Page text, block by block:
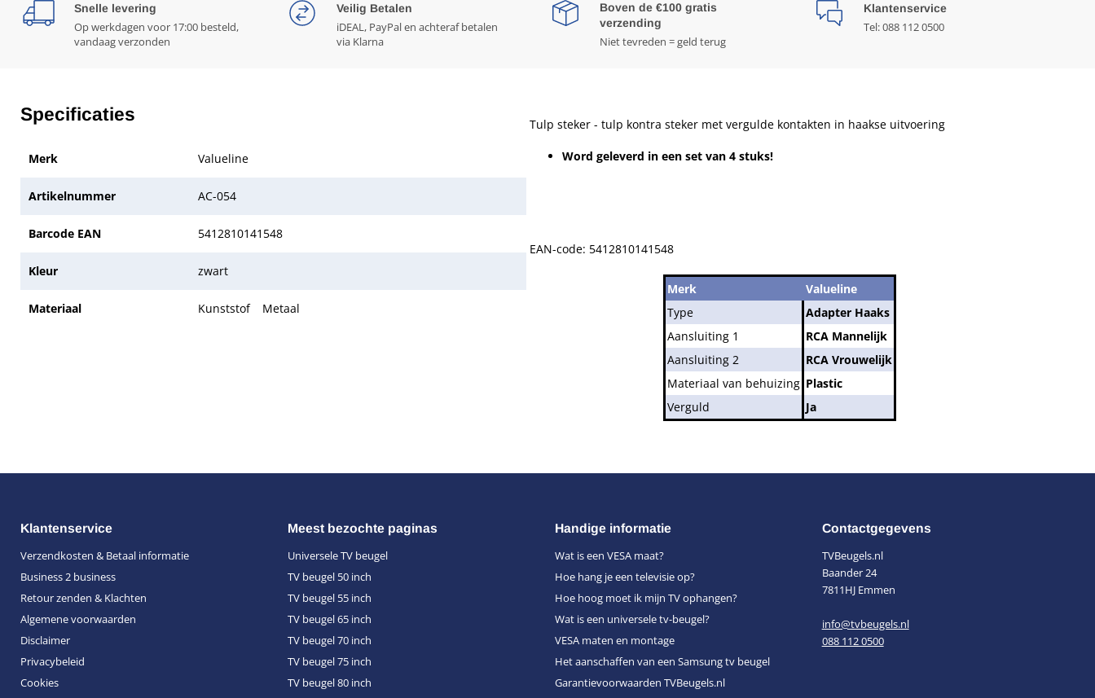
Snelle levering
Op werkdagen voor 17:00 besteld,
vandaag verzonden
Veilig Betalen
iDEAL, PayPal en achteraf betalen
via Klarna
Boven de €100 gratis
verzending
Niet tevreden = geld terug
Klantenservice
Tel: 088 112 0500
Specificaties
Merk Valueline
Artikelnummer AC-054
Barcode EAN 5412810141548
Kleur zwart
Materiaal Kunststof Metaal
Tulp steker - tulp kontra steker met vergulde kontakten in haakse uitvoering
Word geleverd in een set van 4 stuks!
EAN-code: 5412810141548
Merk
Valueline
Type
Adapter Haaks
Aansluiting 1
RCA Mannelijk
Aansluiting 2
RCA Vrouwelijk
Materiaal van behuizing Plastic
Verguld
Ja
Klantenservice
Verzendkosten & Betaal informatie
Business 2 business
Retour zenden & Klachten
Algemene voorwaarden
Disclaimer
Privacybeleid
Cookies
Meest bezochte paginas
Universele TV beugel
TV beugel 50 inch
TV beugel 55 inch
TV beugel 65 inch
TV beugel 70 inch
TV beugel 75 inch
TV beugel 80 inch
Handige informatie
Wat is een VESA maat?
Hoe hang je een televisie op?
Hoe hoog moet ik mijn TV ophangen?
Wat is een universele tv-beugel?
VESA maten en montage
Het aanschaffen van een Samsung tv beugel
Garantievoorwaarden TVBeugels.nl
Contactgegevens
TVBeugels.nl
Baander 24
7811HJ Emmen
info@tvbeugels.nl
088 112 0500